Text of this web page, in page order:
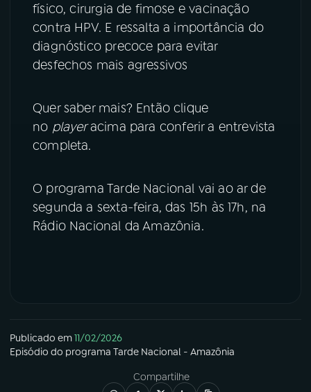
físico, cirurgia de fimose e vacinação
contra HPV. E ressalta a importância do
diagnóstico precoce para evitar
desfechos mais agressivos
Quer saber mais? Então clique
no playeracima para conferir a entrevista
completa.
O programa Tarde Nacional vai ao ar de
segunda a sexta-feira, das 15h às 17h, na
Rádio Nacional da Amazônia.
Publicado em11/02/2026
Episódio do programa Tarde Nacional - Amazônia
Compartilhe